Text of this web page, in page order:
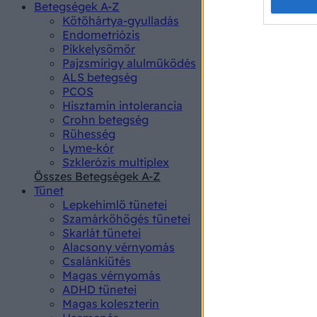
Betegségek A-Z
Kötőhártya-gyulladás
Endometriózis
Pikkelysömör
Pajzsmirigy alulműködés
ALS betegség
PCOS
Hisztamin intolerancia
Crohn betegség
Rühesség
Lyme-kór
Szklerózis multiplex
Összes Betegségek A-Z
Tünet
Lepkehimlő tünetei
Szamárköhögés tünetei
Skarlát tünetei
Alacsony vérnyomás
Csalánkiütés
Magas vérnyomás
ADHD tünetei
Magas koleszterin